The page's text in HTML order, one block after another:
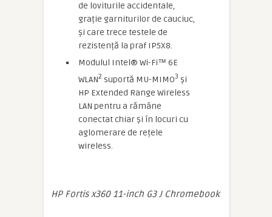
de loviturile accidentale,
grație garniturilor de cauciuc,
și care trece testele de
rezistență la praf IP5X8.
Modulul Intel® Wi-Fi™ 6E
WLAN2 suportă MU-MIMO3 și
HP Extended Range Wireless
LAN pentru a rămâne
conectat chiar și în locuri cu
aglomerare de rețele
wireless.
HP Fortis x360 11-inch G3 J Chromebook